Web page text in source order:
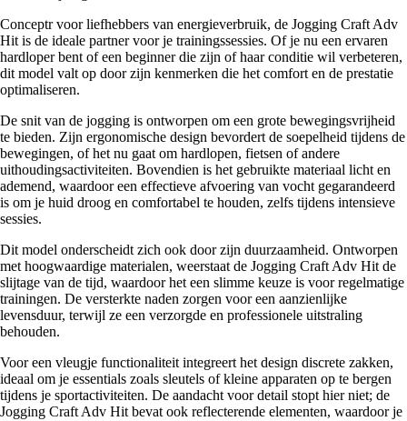
Conceptr voor liefhebbers van energieverbruik, de Jogging Craft Adv
Hit is de ideale partner voor je trainingssessies. Of je nu een ervaren
hardloper bent of een beginner die zijn of haar conditie wil verbeteren,
dit model valt op door zijn kenmerken die het comfort en de prestatie
optimaliseren.
De snit van de jogging is ontworpen om een grote bewegingsvrijheid
te bieden. Zijn ergonomische design bevordert de soepelheid tijdens de
bewegingen, of het nu gaat om hardlopen, fietsen of andere
uithoudingsactiviteiten. Bovendien is het gebruikte materiaal licht en
ademend, waardoor een effectieve afvoering van vocht gegarandeerd
is om je huid droog en comfortabel te houden, zelfs tijdens intensieve
sessies.
Dit model onderscheidt zich ook door zijn duurzaamheid. Ontworpen
met hoogwaardige materialen, weerstaat de Jogging Craft Adv Hit de
slijtage van de tijd, waardoor het een slimme keuze is voor regelmatige
trainingen. De versterkte naden zorgen voor een aanzienlijke
levensduur, terwijl ze een verzorgde en professionele uitstraling
behouden.
Voor een vleugje functionaliteit integreert het design discrete zakken,
ideaal om je essentials zoals sleutels of kleine apparaten op te bergen
tijdens je sportactiviteiten. De aandacht voor detail stopt hier niet; de
Jogging Craft Adv Hit bevat ook reflecterende elementen, waardoor je